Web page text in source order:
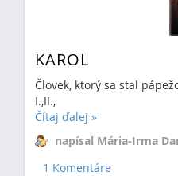
KAROL
Človek, ktorý sa stal
I.,II.,
Čítaj ďalej »
napísal Mária-Irma
1 Komentáre